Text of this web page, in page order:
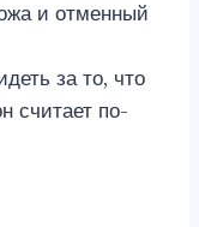
и отменный
за то, что
считает по-